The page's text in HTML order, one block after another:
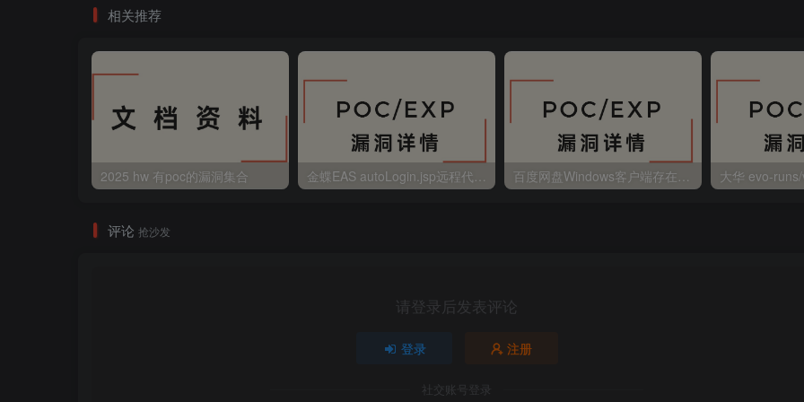
相关推荐
2025 hw 有poc的漏洞集合
评论 抢沙发
请登录后发表评论
登录 注册
社交账号登录